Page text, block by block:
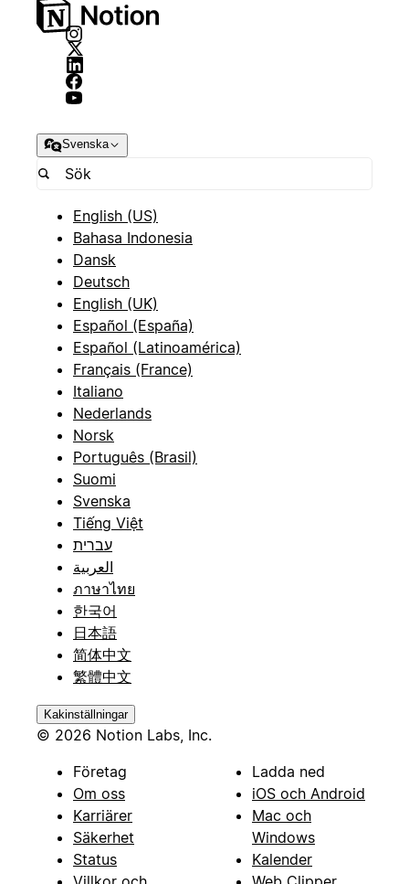
Svenska
English (US)
Bahasa Indonesia
Dansk
Deutsch
English (UK)
Español (España)
Español (Latinoamérica)
Français (France)
Italiano
Nederlands
Norsk
Português (Brasil)
Suomi
Svenska
Tiếng Việt
עברית
العربية
ภาษาไทย
한국어
日本語
简体中文
繁體中文
Kakinställningar
© 2026 Notion Labs, Inc.
Företag
Om oss
Karriärer
Säkerhet
Status
Ladda ned
iOS och Android
Mac och
Windows
Kalender